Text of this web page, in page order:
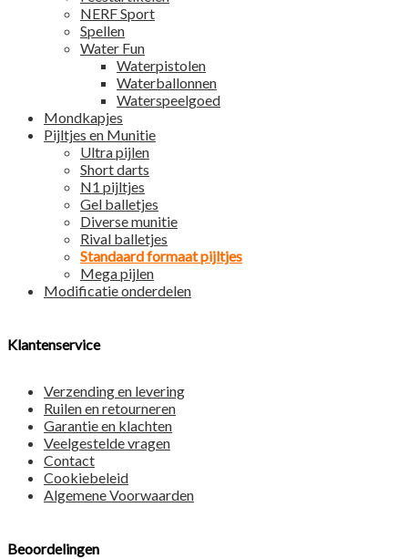
NERF Sport
Spellen
Water Fun
Waterpistolen
Waterballonnen
Waterspeelgoed
Mondkapjes
Pijltjes en Munitie
Ultra pijlen
Short darts
N1 pijltjes
Gel balletjes
Diverse munitie
Rival balletjes
Standaard formaat pijltjes
Mega pijlen
Modificatie onderdelen
Klantenservice
Verzending en levering
Ruilen en retourneren
Garantie en klachten
Veelgestelde vragen
Contact
Cookiebeleid
Algemene Voorwaarden
Beoordelingen